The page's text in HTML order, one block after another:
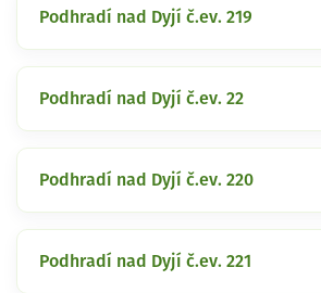
Podhradí nad Dyjí č.ev. 219
Podhradí nad Dyjí č.ev. 22
Podhradí nad Dyjí č.ev. 220
Podhradí nad Dyjí č.ev. 221